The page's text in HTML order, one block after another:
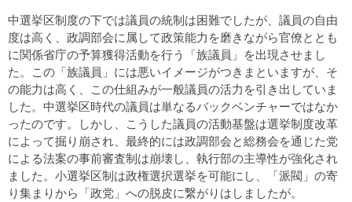
中選挙区制度の下では議員の統制は困難でしたが、議員の自由
度は高く、政調部会に属して政策能力を磨きながら官僚ととも
に関係省庁の予算獲得活動を行う「族議員」を出現させまし
た。この「族議員」には悪いイメージがつきまといますが、そ
の能力は高く、この仕組みが一般議員の活力を引き出していま
した。中選挙区時代の議員は単なるバックベンチャーではなか
ったのです。しかし、こうした議員の活動基盤は選挙制度改革
によって掘り崩され、最終的には政調部会と総務会を通じた党
による法案の事前審査制は崩壊し、執行部の主導性が強化され
ました。小選挙区制は政権選択選挙を可能にし、「派閥」の寄
り集まりから「政党」への脱皮に繋がりはしましたが。